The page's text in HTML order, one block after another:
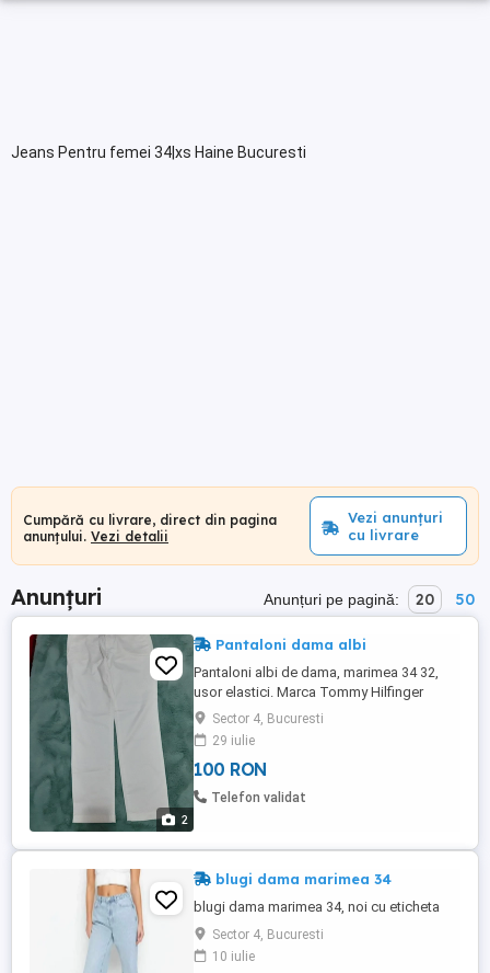
Jeans Pentru femei 34|xs Haine Bucuresti
Cumpără cu livrare, direct din pagina
anunțului. Vezi detalii
Vezi anunțuri
cu livrare
Anunțuri Anunțuri pe pagină: 20 50
2
Pantaloni dama albi
Pantaloni albi de dama, marimea 34 32,
usor elastici. Marca Tommy Hilfinger
Sector 4, Bucuresti
29 iulie
100 RON
Telefon validat
blugi dama marimea 34
blugi dama marimea 34, noi cu eticheta
Sector 4, Bucuresti
10 iulie